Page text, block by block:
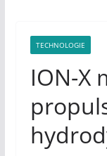
TECHNOLOGIE
ION-X